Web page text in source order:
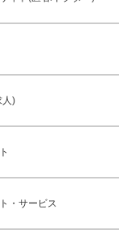
人)
・サービス